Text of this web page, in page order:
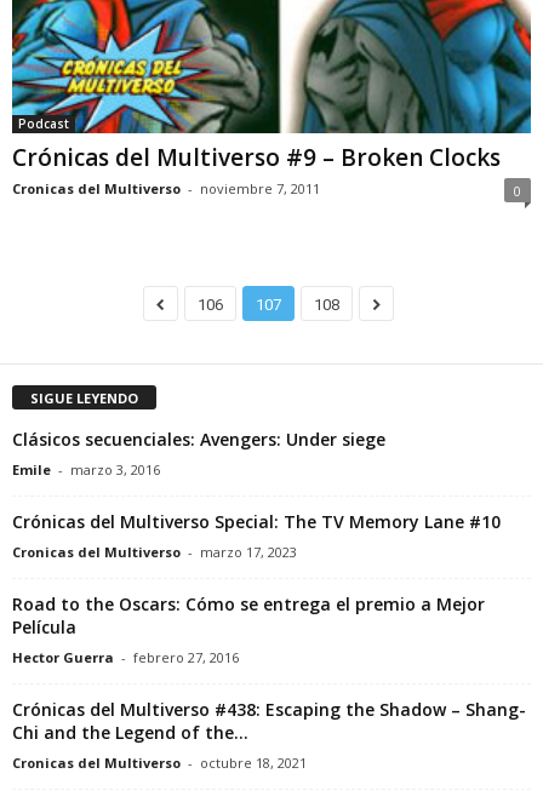
Podcast
Crónicas del Multiverso #9 – Broken Clocks
Cronicas del Multiverso - noviembre 7, 2011 0
106 107 108
SIGUE LEYENDO
Clásicos secuenciales: Avengers: Under siege
Emile - marzo 3, 2016
Crónicas del Multiverso Special: The TV Memory Lane #10
Cronicas del Multiverso - marzo 17, 2023
Road to the Oscars: Cómo se entrega el premio a Mejor
Película
Hector Guerra - febrero 27, 2016
Crónicas del Multiverso #438: Escaping the Shadow – Shang-
Chi and the Legend of the...
Cronicas del Multiverso - octubre 18, 2021